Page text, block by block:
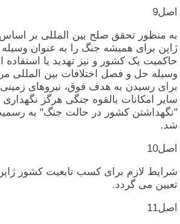
اصل‏9
به‏ منظور تحقق‏ صلح‏ بین‏ المللی‏ بر
ژاپن‏ برای‏ همیشه‏ جنگ‏ را به‏ عنوان‏
حاکمیت‏ یک‏ کشور و نیز تهدید یا استفاده‏
وسیله‏ حل‏ و فصل‏ اختلافات‏ بین‏ المللی‏
برای‏ رسیدن‏ به‏ هدف‏ فوق‏، نیروهای‏ زمینی‏،
سایر امکانات‏ بالقوه‏ جنگی‏ هرگز
"نگهداشتن‏ کشور در حالت‏ جنگ‏" به‏
شد.
اصل‏10
شرایط لازم‏ برای‏ کسب‏ تابعیت‏ کشور
تعیین‏ می‏ گردد.
اصل‏11